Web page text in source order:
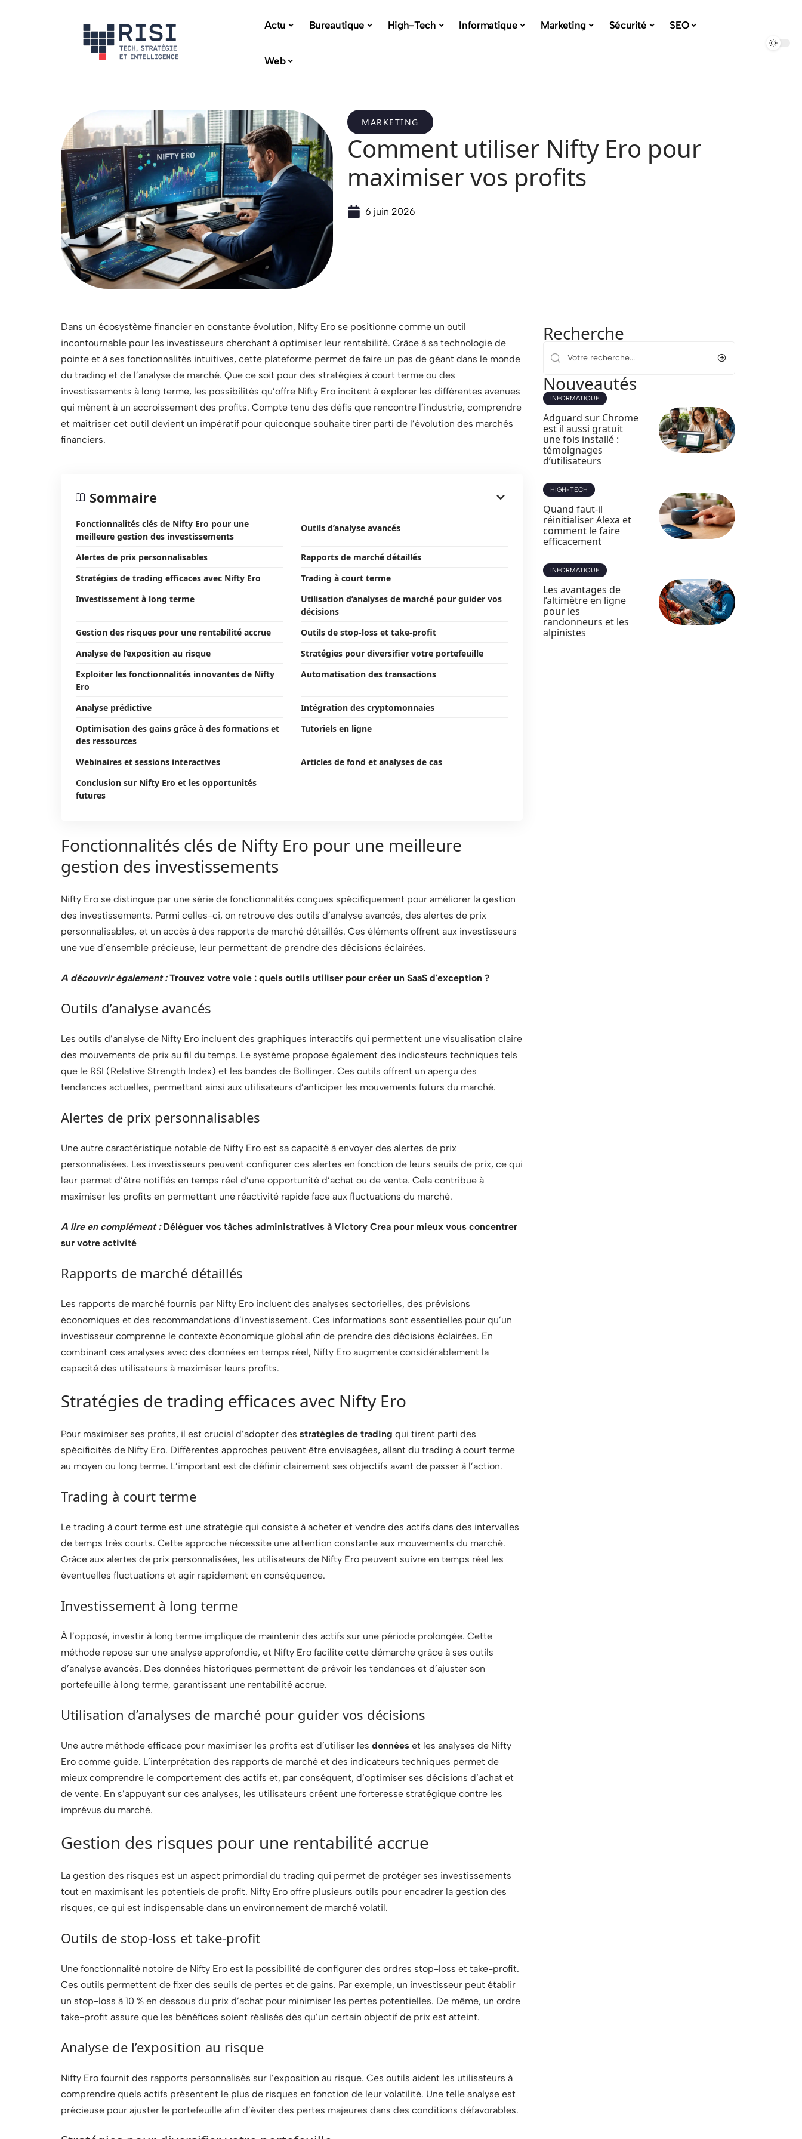
Actu Bureautique High-Tech Informatique Marketing Sécurité SEO
Web
MARKETING
Comment utiliser Nifty Ero pour
maximiser vos profits
6 juin 2026
Dans un écosystème financier en constante évolution, Nifty Ero se positionne comme un outil
incontournable pour les investisseurs cherchant à optimiser leur rentabilité. Grâce à sa technologie de
pointe et à ses fonctionnalités intuitives, cette plateforme permet de faire un pas de géant dans le monde
du trading et de l’analyse de marché. Que ce soit pour des stratégies à court terme ou des
investissements à long terme, les possibilités qu’offre Nifty Ero incitent à explorer les différentes avenues
qui mènent à un accroissement des profits. Compte tenu des défis que rencontre l’industrie, comprendre
et maîtriser cet outil devient un impératif pour quiconque souhaite tirer parti de l’évolution des marchés
financiers.
Sommaire
Fonctionnalités clés de Nifty Ero pour une
meilleure gestion des investissements
Outils d’analyse avancés
Alertes de prix personnalisables
Rapports de marché détaillés
Stratégies de trading efficaces avec Nifty Ero
Trading à court terme
Investissement à long terme
Utilisation d’analyses de marché pour guider vos
décisions
Gestion des risques pour une rentabilité accrue
Outils de stop-loss et take-profit
Analyse de l’exposition au risque
Stratégies pour diversifier votre portefeuille
Exploiter les fonctionnalités innovantes de Nifty
Ero
Automatisation des transactions
Analyse prédictive
Intégration des cryptomonnaies
Optimisation des gains grâce à des formations et
des ressources
Tutoriels en ligne
Webinaires et sessions interactives
Articles de fond et analyses de cas
Conclusion sur Nifty Ero et les opportunités
futures
Fonctionnalités clés de Nifty Ero pour une meilleure
gestion des investissements
Nifty Ero se distingue par une série de fonctionnalités conçues spécifiquement pour améliorer la gestion
des investissements. Parmi celles-ci, on retrouve des outils d’analyse avancés, des alertes de prix
personnalisables, et un accès à des rapports de marché détaillés. Ces éléments offrent aux investisseurs
une vue d’ensemble précieuse, leur permettant de prendre des décisions éclairées.
A découvrir également : Trouvez votre voie : quels outils utiliser pour créer un SaaS d'exception ?
Outils d’analyse avancés
Les outils d’analyse de Nifty Ero incluent des graphiques interactifs qui permettent une visualisation claire
des mouvements de prix au fil du temps. Le système propose également des indicateurs techniques tels
que le RSI (Relative Strength Index) et les bandes de Bollinger. Ces outils offrent un aperçu des
tendances actuelles, permettant ainsi aux utilisateurs d’anticiper les mouvements futurs du marché.
Alertes de prix personnalisables
Une autre caractéristique notable de Nifty Ero est sa capacité à envoyer des alertes de prix
personnalisées. Les investisseurs peuvent configurer ces alertes en fonction de leurs seuils de prix, ce qui
leur permet d’être notifiés en temps réel d’une opportunité d’achat ou de vente. Cela contribue à
maximiser les profits en permettant une réactivité rapide face aux fluctuations du marché.
A lire en complément : Déléguer vos tâches administratives à Victory Crea pour mieux vous concentrer
sur votre activité
Rapports de marché détaillés
Les rapports de marché fournis par Nifty Ero incluent des analyses sectorielles, des prévisions
économiques et des recommandations d’investissement. Ces informations sont essentielles pour qu’un
investisseur comprenne le contexte économique global afin de prendre des décisions éclairées. En
combinant ces analyses avec des données en temps réel, Nifty Ero augmente considérablement la
capacité des utilisateurs à maximiser leurs profits.
Stratégies de trading efficaces avec Nifty Ero
Pour maximiser ses profits, il est crucial d’adopter des stratégies de trading qui tirent parti des
spécificités de Nifty Ero. Différentes approches peuvent être envisagées, allant du trading à court terme
au moyen ou long terme. L’important est de définir clairement ses objectifs avant de passer à l’action.
Trading à court terme
Le trading à court terme est une stratégie qui consiste à acheter et vendre des actifs dans des intervalles
de temps très courts. Cette approche nécessite une attention constante aux mouvements du marché.
Grâce aux alertes de prix personnalisées, les utilisateurs de Nifty Ero peuvent suivre en temps réel les
éventuelles fluctuations et agir rapidement en conséquence.
Investissement à long terme
À l’opposé, investir à long terme implique de maintenir des actifs sur une période prolongée. Cette
méthode repose sur une analyse approfondie, et Nifty Ero facilite cette démarche grâce à ses outils
d’analyse avancés. Des données historiques permettent de prévoir les tendances et d’ajuster son
portefeuille à long terme, garantissant une rentabilité accrue.
Utilisation d’analyses de marché pour guider vos décisions
Une autre méthode efficace pour maximiser les profits est d’utiliser les données et les analyses de Nifty
Ero comme guide. L’interprétation des rapports de marché et des indicateurs techniques permet de
mieux comprendre le comportement des actifs et, par conséquent, d’optimiser ses décisions d’achat et
de vente. En s’appuyant sur ces analyses, les utilisateurs créent une forteresse stratégique contre les
imprévus du marché.
Gestion des risques pour une rentabilité accrue
La gestion des risques est un aspect primordial du trading qui permet de protéger ses investissements
tout en maximisant les potentiels de profit. Nifty Ero offre plusieurs outils pour encadrer la gestion des
risques, ce qui est indispensable dans un environnement de marché volatil.
Outils de stop-loss et take-profit
Une fonctionnalité notoire de Nifty Ero est la possibilité de configurer des ordres stop-loss et take-profit.
Ces outils permettent de fixer des seuils de pertes et de gains. Par exemple, un investisseur peut établir
un stop-loss à 10 % en dessous du prix d’achat pour minimiser les pertes potentielles. De même, un ordre
take-profit assure que les bénéfices soient réalisés dès qu’un certain objectif de prix est atteint.
Analyse de l’exposition au risque
Nifty Ero fournit des rapports personnalisés sur l’exposition au risque. Ces outils aident les utilisateurs à
comprendre quels actifs présentent le plus de risques en fonction de leur volatilité. Une telle analyse est
précieuse pour ajuster le portefeuille afin d’éviter des pertes majeures dans des conditions défavorables.
Recherche
Nouveautés
INFORMATIQUE
Adguard sur Chrome
est il aussi gratuit
une fois installé :
témoignages
d’utilisateurs
HIGH-TECH
Quand faut-il
réinitialiser Alexa et
comment le faire
efficacement
INFORMATIQUE
Les avantages de
l’altimètre en ligne
pour les
randonneurs et les
alpinistes